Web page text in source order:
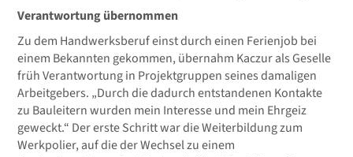
Verantwortung übernommen
Zu dem Handwerksberuf einst durch einen Ferienjob bei
einem Bekannten gekommen, übernahm Kaczur als Geselle
früh Verantwortung in Projektgruppen seines damaligen
Arbeitgebers. „Durch die dadurch entstandenen Kontakte
zu Bauleitern wurden mein Interesse und mein Ehrgeiz
geweckt.“ Der erste Schritt war die Weiterbildung zum
Werkpolier, auf die der Wechsel zu einem